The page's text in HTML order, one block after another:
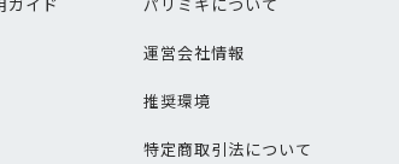
運営会社情報
推奨環境
特定商取引法について